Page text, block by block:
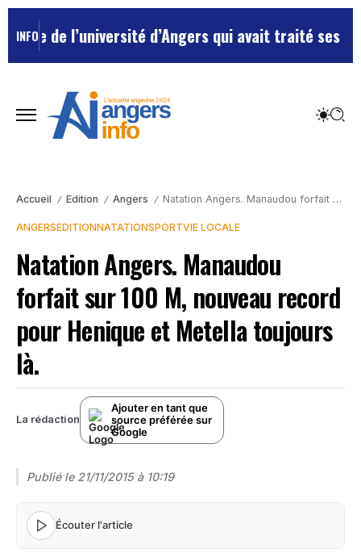
INFOde l’université d’Angers qui avait traité ses chefs
Accueil / Edition / Angers / Natation Angers. Manaudou forfait sur 100 M, nouveau record pour Henique et Metella toujours là.
ANGERSEDITIONNATATIONSPORTVIE LOCALE
Natation Angers. Manaudou
forfait sur 100 M, nouveau record
pour Henique et Metella toujours
là.
La rédaction
Ajouter en tant que
source préférée sur
Google
Publié le 21/11/2015 à 10:19
Écouter l'article